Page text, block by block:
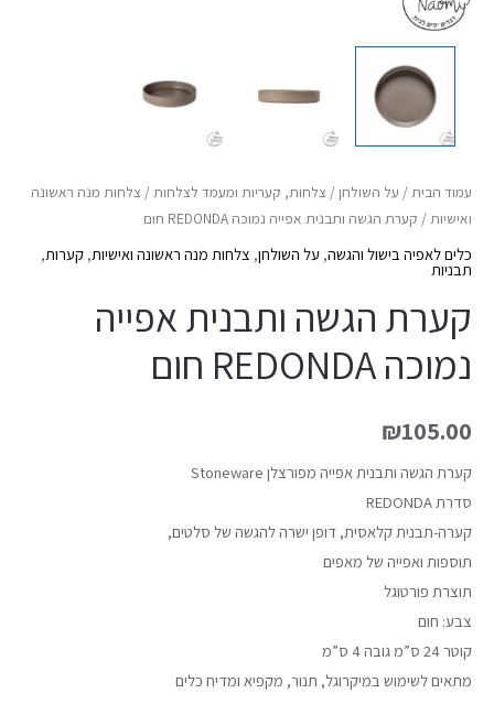
עמוד הבית/ על השולחן/ צלחות, קעריות ומעמד לצלחות/ צלחות מנה ראשונה
ואישיות/ קערת הגשה ותבנית אפייה נמוכה REDONDA חום
כלים לאפיה בישול והגשה, על השולחן, צלחות מנה ראשונה ואישיות, קערות,
תבניות
קערת הגשה ותבנית אפייה
נמוכה REDONDA חום
₪105.00
קערת הגשה ותבנית אפייה מפורצלן Stoneware
סדרת REDONDA
קערה-תבנית קלאסית, דופן ישרה להגשה של סלטים,
תוספות ואפייה של מאפים
תוצרת פורטוגל
צבע: חום
קוטר 24 ס”מ גובה 4 ס”מ
מתאים לשימוש במיקרוגל, תנור, מקפיא ומדיח כלים